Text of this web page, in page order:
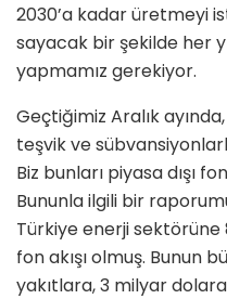
2030’a kadar üretmeyi
sayacak bir şekilde her
yapmamız gerekiyor.
Geçtiğimiz Aralık
teşvik ve
Biz bunları piyasa dışı
Bununla ilgili bir
Türkiye enerji sektörüne
fon akışı olmuş. Bunun
yakıtlara, 3 milyar dolara